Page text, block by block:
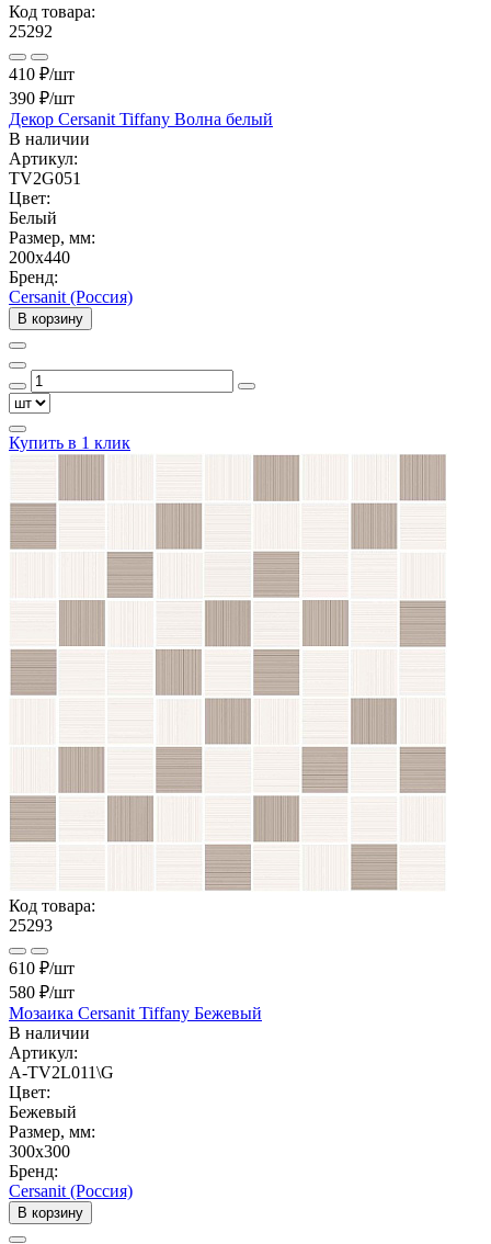
Код товара:
25292
410 ₽/шт
390 ₽/шт
Декор Cersanit Tiffany Волна белый
В наличии
Артикул:
TV2G051
Цвет:
Белый
Размер, мм:
200x440
Бренд:
Cersanit (Россия)
В корзину
Купить в 1 клик
Код товара:
25293
610 ₽/шт
580 ₽/шт
Мозаика Cersanit Tiffany Бежевый
В наличии
Артикул:
A-TV2L011\G
Цвет:
Бежевый
Размер, мм:
300x300
Бренд:
Cersanit (Россия)
В корзину